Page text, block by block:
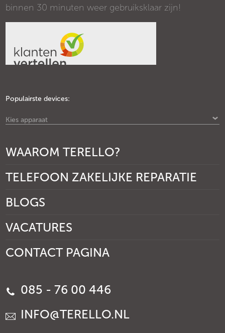
binnen 30 minuten weer gebruiksklaar zijn!
Populairste devices:
Kies apparaat
WAAROM TERELLO?
TELEFOON ZAKELIJKE REPARATIE
BLOGS
VACATURES
CONTACT PAGINA
085 - 76 00 446
INFO@TERELLO.NL